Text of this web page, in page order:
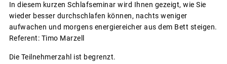
In diesem kurzen Schlafseminar wird Ihnen gezeigt, wie Sie
wieder besser durchschlafen können, nachts weniger
aufwachen und morgens energiereicher aus dem Bett steigen.
Referent: Timo Marzell
Die Teilnehmerzahl ist begrenzt.